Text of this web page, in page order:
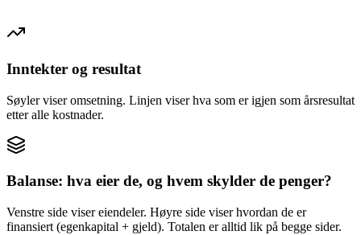
Inntekter og resultat
Søyler viser omsetning. Linjen viser hva som er igjen som årsresultat
etter alle kostnader.
Balanse: hva eier de, og hvem skylder de penger?
Venstre side viser eiendeler. Høyre side viser hvordan de er
finansiert (egenkapital + gjeld). Totalen er alltid lik på begge sider.